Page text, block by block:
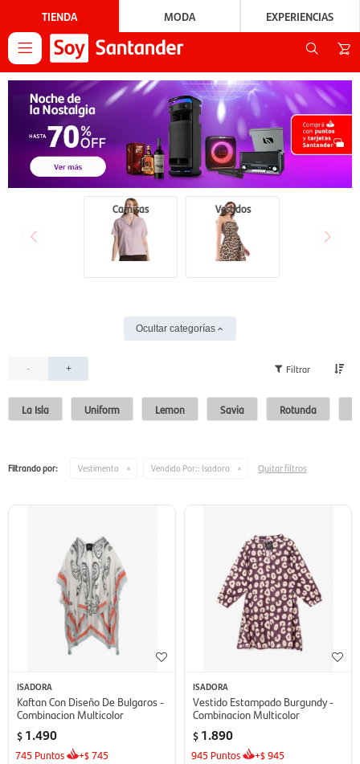
TIENDA MODA EXPERIENCIAS

Camisas Vestidos
Ocultar categorías
- +
La Isla Uniform Lemon Savia Rotunda
Filtrando por: Vestimenta Vendido Por:: Isadora Quitar filtros
ISADORA
Kaftan Con Diseño De Bulgaros -
Combinacion Multicolor
$ 1.490
745 Puntos +$745
ISADORA
Vestido Estampado Burgundy -
Combinacion Multicolor
$ 1.890
945 Puntos +$945